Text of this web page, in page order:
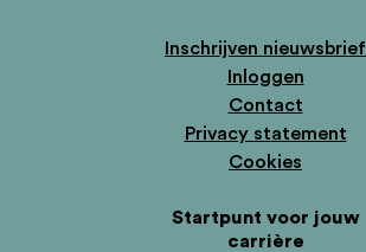
Inschrijven nieuwsbrief
Inloggen
Contact
Privacy statement
Cookies
Startpunt voor jouw
carrière